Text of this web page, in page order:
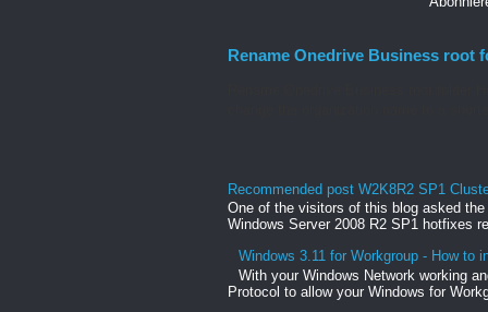
Rename Onedrive Business root
Recommended post W2K8R2 SP1
One of the visitors of this blog asked
Windows Server 2008 R2 SP1 hotfixes
Windows 3.11 for Workgroup - How to
With your Windows Network working
Protocol to allow your Windows for